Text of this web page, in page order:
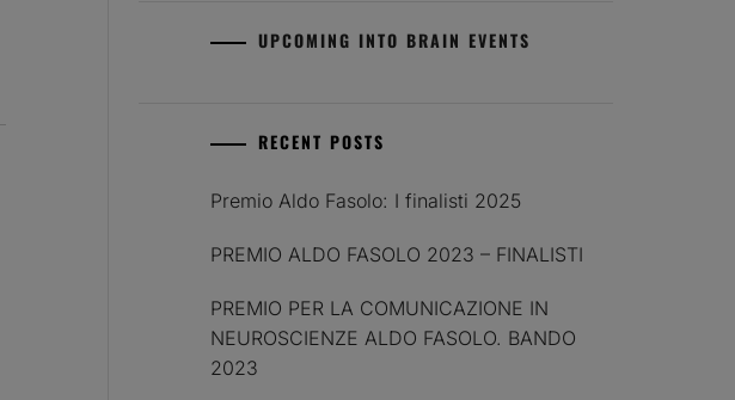
UPCOMING INTO BRAIN EVENTS
RECENT POSTS
Premio Aldo Fasolo: I finalisti 2025
PREMIO ALDO FASOLO 2023 – FINALISTI
PREMIO PER LA COMUNICAZIONE IN
NEUROSCIENZE ALDO FASOLO. BANDO
2023